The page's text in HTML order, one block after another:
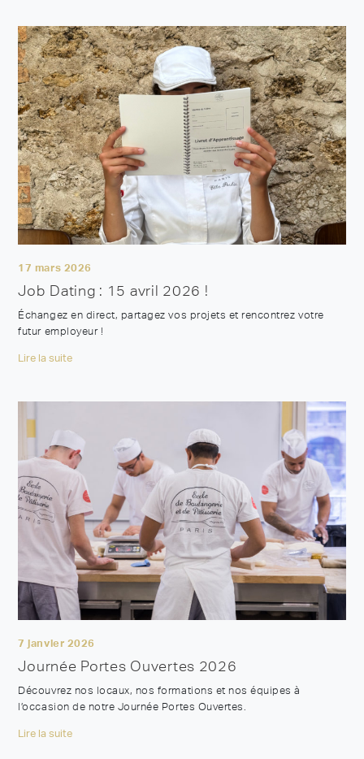
17 mars 2026
Job Dating : 15 avril 2026 !
Échangez en direct, partagez vos projets et rencontrez votre
futur employeur !
Lire la suite
7 janvier 2026
Journée Portes Ouvertes 2026
Découvrez nos locaux, nos formations et nos équipes à
l’occasion de notre Journée Portes Ouvertes.
Lire la suite